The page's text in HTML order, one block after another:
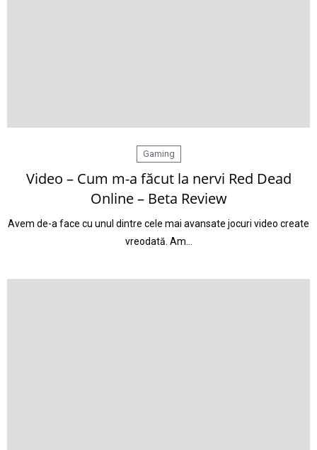
Gaming
Video – Cum m-a făcut la nervi Red Dead
Online – Beta Review
Avem de-a face cu unul dintre cele mai avansate jocuri video create
vreodată. Am…